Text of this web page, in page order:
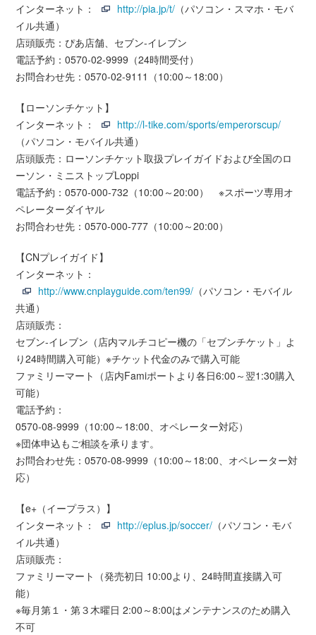
インターネット：
http://pia.jp/t/ （パソコン・スマホ・モバ
イル共通）
店頭販売：ぴあ店舗、セブン-イレブン
電話予約：0570-02-9999（24時間受付）
お問合わせ先：0570-02-9111（10:00～18:00）
【ローソンチケット】
インターネット：
http://l-tike.com/sports/emperorscup/
（パソコン・モバイル共通）
店頭販売：ローソンチケット取扱プレイガイドおよび全国のロ
ーソン・ミニストップLoppi
電話予約：0570-000-732（10:00～20:00） ※スポーツ専用オ
ペレーターダイヤル
お問合わせ先：0570-000-777（10:00～20:00）
【CNプレイガイド】
インターネット：
http://www.cnplayguide.com/ten99/ （パソコン・モバイル
共通）
店頭販売：
セブン-イレブン（店内マルチコピー機の「セブンチケット」よ
り24時間購入可能）※チケット代金のみで購入可能
ファミリーマート（店内Famiポートより各日6:00～翌1:30購入
可能）
電話予約：
0570-08-9999（10:00～18:00、オペレーター対応）
※団体申込もご相談を承ります。
お問合わせ先：0570-08-9999（10:00～18:00、オペレーター対
応）
【e+（イープラス）】
インターネット：
http://eplus.jp/soccer/ （パソコン・モバ
イル共通）
店頭販売：
ファミリーマート（発売初日 10:00より、24時間直接購入可
能）
※毎月第１・第３木曜日 2:00～8:00はメンテナンスのため購入
不可